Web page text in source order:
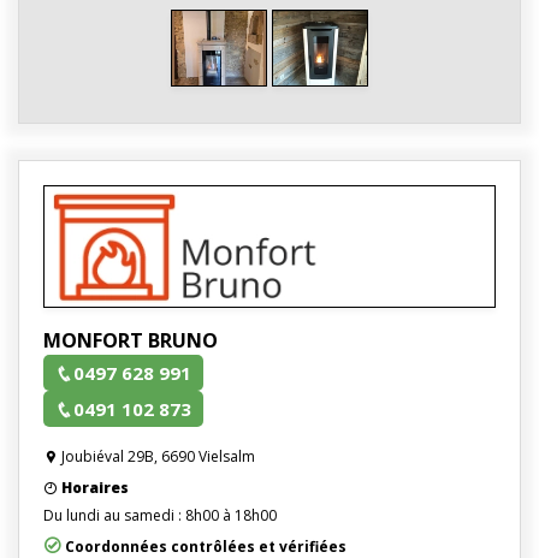
MONFORT BRUNO
0497 628 991
0491 102 873
Joubiéval 29B, 6690 Vielsalm
Horaires
Du lundi au samedi : 8h00 à 18h00
Coordonnées contrôlées et vérifiées